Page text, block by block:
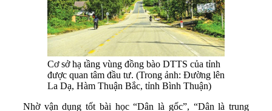
Cơ sở hạ tầng vùng đồng bào DTTS của tỉnh
được quan tâm đầu tư. (Trong ảnh: Đường lên
La Dạ, Hàm Thuận Bắc, tỉnh Bình Thuận)
Nhờ vận dụng tốt bài học “Dân là gốc”, “Dân là trung